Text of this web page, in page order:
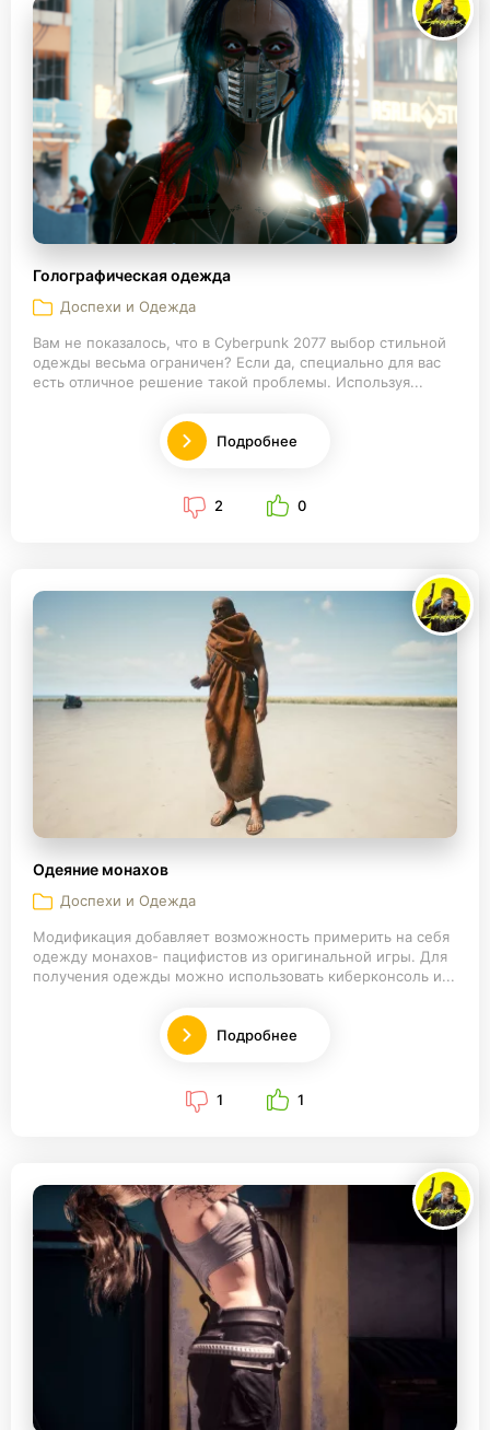
Голографическая одежда
Доспехи и Одежда
Вам не показалось, что в Cyberpunk 2077 выбор стильной
одежды весьма ограничен? Если да, специально для вас
есть отличное решение такой проблемы. Используя...
Подробнее
2 0
Одеяние монахов
Доспехи и Одежда
Модификация добавляет возможность примерить на себя
одежду монахов- пацифистов из оригинальной игры. Для
получения одежды можно использовать киберконсоль и...
Подробнее
1 1